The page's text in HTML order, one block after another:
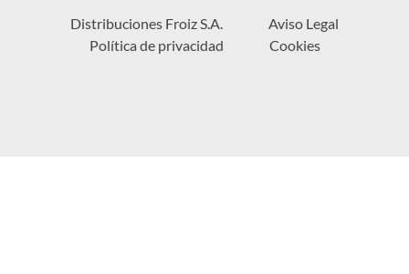
Distribuciones Froiz S.A.
Aviso Legal
Política de privacidad
Cookies